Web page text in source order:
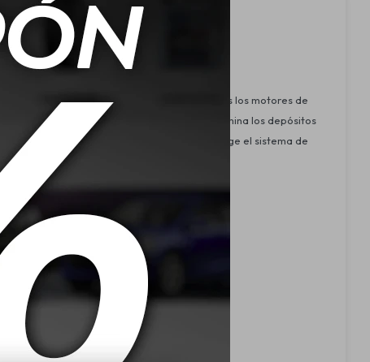
de los motores de gasolina. Apto para todos los motores de
y catalizadores, y su fórmula avanzada elimina los depósitos
el consumo de combustible, mientras protege el sistema de